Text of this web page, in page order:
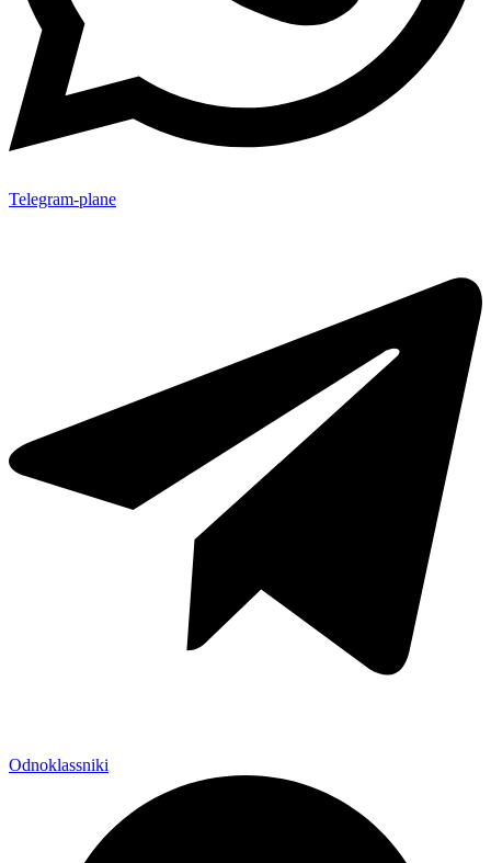
Telegram-plane
Odnoklassniki